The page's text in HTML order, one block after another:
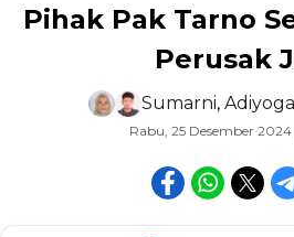
Pihak Pak Tarno
Perusak
Sumarni,
Rabu, 25 Desember 2024